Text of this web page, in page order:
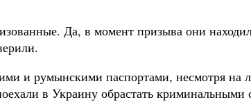
Да, в момент призыва они
и румынскими паспортами, несмотря на
в Украину обрастать